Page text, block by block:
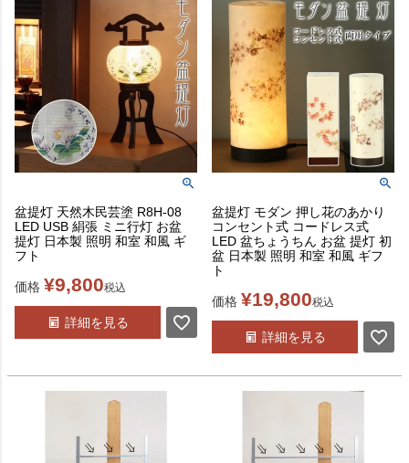
盆提灯 天然木民芸塗 R8H-08
LED USB 絹張 ミニ行灯 お盆
提灯 日本製 照明 和室 和風 ギ
フト
価格 ¥9,800税込
詳細を見る
盆提灯 モダン 押し花のあかり
コンセント式 コードレス式
LED 盆ちょうちん お盆 提灯 初
盆 日本製 照明 和室 和風 ギフ
ト
価格 ¥19,800税込
詳細を見る